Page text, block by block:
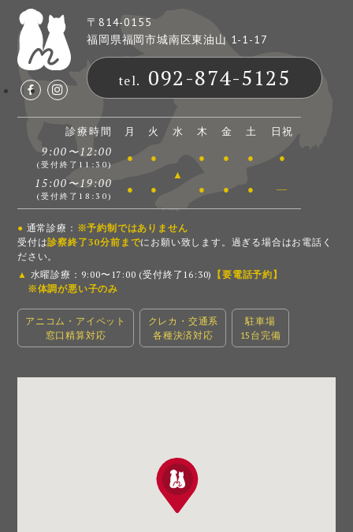
〒814-0155
福岡県福岡市城南区東油山 1-1-17
tel. 092-874-5125
診療時間 月 火 水 木 金 土
日祝
9:00〜12:00
(受付終了11:30)
●
●
▲
● ● ●
●
15:00〜19:00
(受付終了18:30)
● ● ● ● ● ―
● 通常診療： ※予約制ではありません
受付は診察終了30分前までにお願い致します。過ぎる場合はお電話く
ださい。
▲ 水曜診療：9:00〜17:00 (受付終了16:30)
【要電話予約】
※体調が悪い子のみ
アニコム・アイペット
窓口精算対応
クレカ・交通系
各種決済対応
駐車場
15台完備